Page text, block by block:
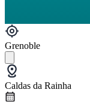
Grenoble
Caldas da Rainha